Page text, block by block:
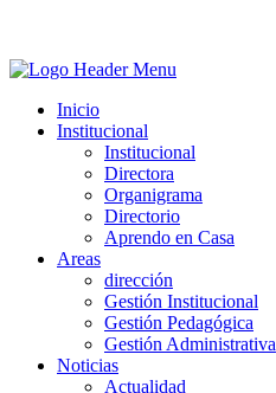
Inicio
Institucional
Institucional
Directora
Organigrama
Directorio
Aprendo en Casa
Areas
dirección
Gestión Institucional
Gestión Pedagógica
Gestión Administrativa
Noticias
Actualidad